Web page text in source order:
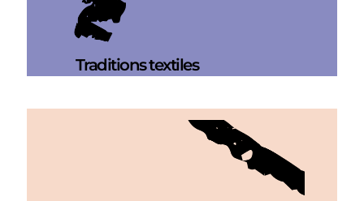
Traditions textiles